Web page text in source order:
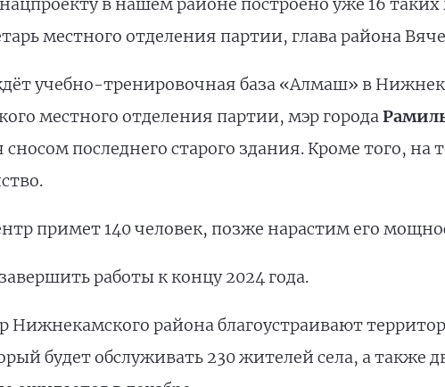
местного отделения партии, глава района
учебно-тренировочная база «Алмаш» в
местного отделения партии, мэр города
последнего старого здания. Кроме того, на
примет 140 человек, позже нарастим его
работы к концу 2024 года.
Нижнекамского района благоустраивают
будет обслуживать 230 жителей села, а